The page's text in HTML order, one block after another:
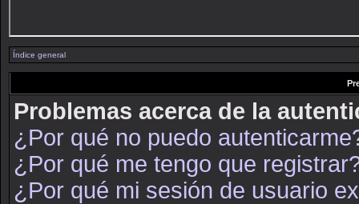
Índice general
Problemas acerca de la
¿Por qué no puedo
¿Por qué me tengo que
¿Por qué mi sesión de usuario